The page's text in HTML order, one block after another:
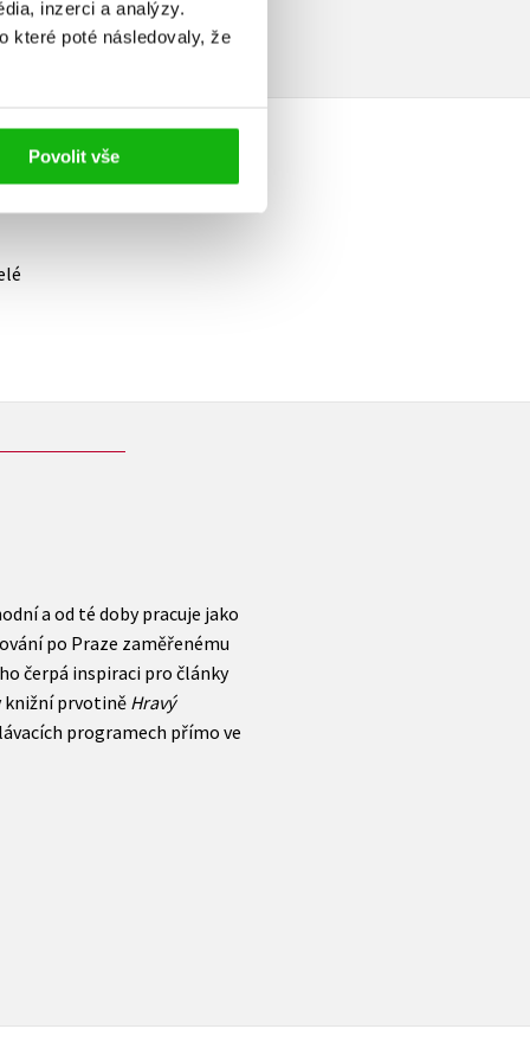
inzerci a analýzy.
které poté následovaly, že
Povolit vše
a od té doby pracuje jako
po Praze zaměřenému
čerpá inspiraci pro články
knižní prvotině Hravý
programech přímo ve